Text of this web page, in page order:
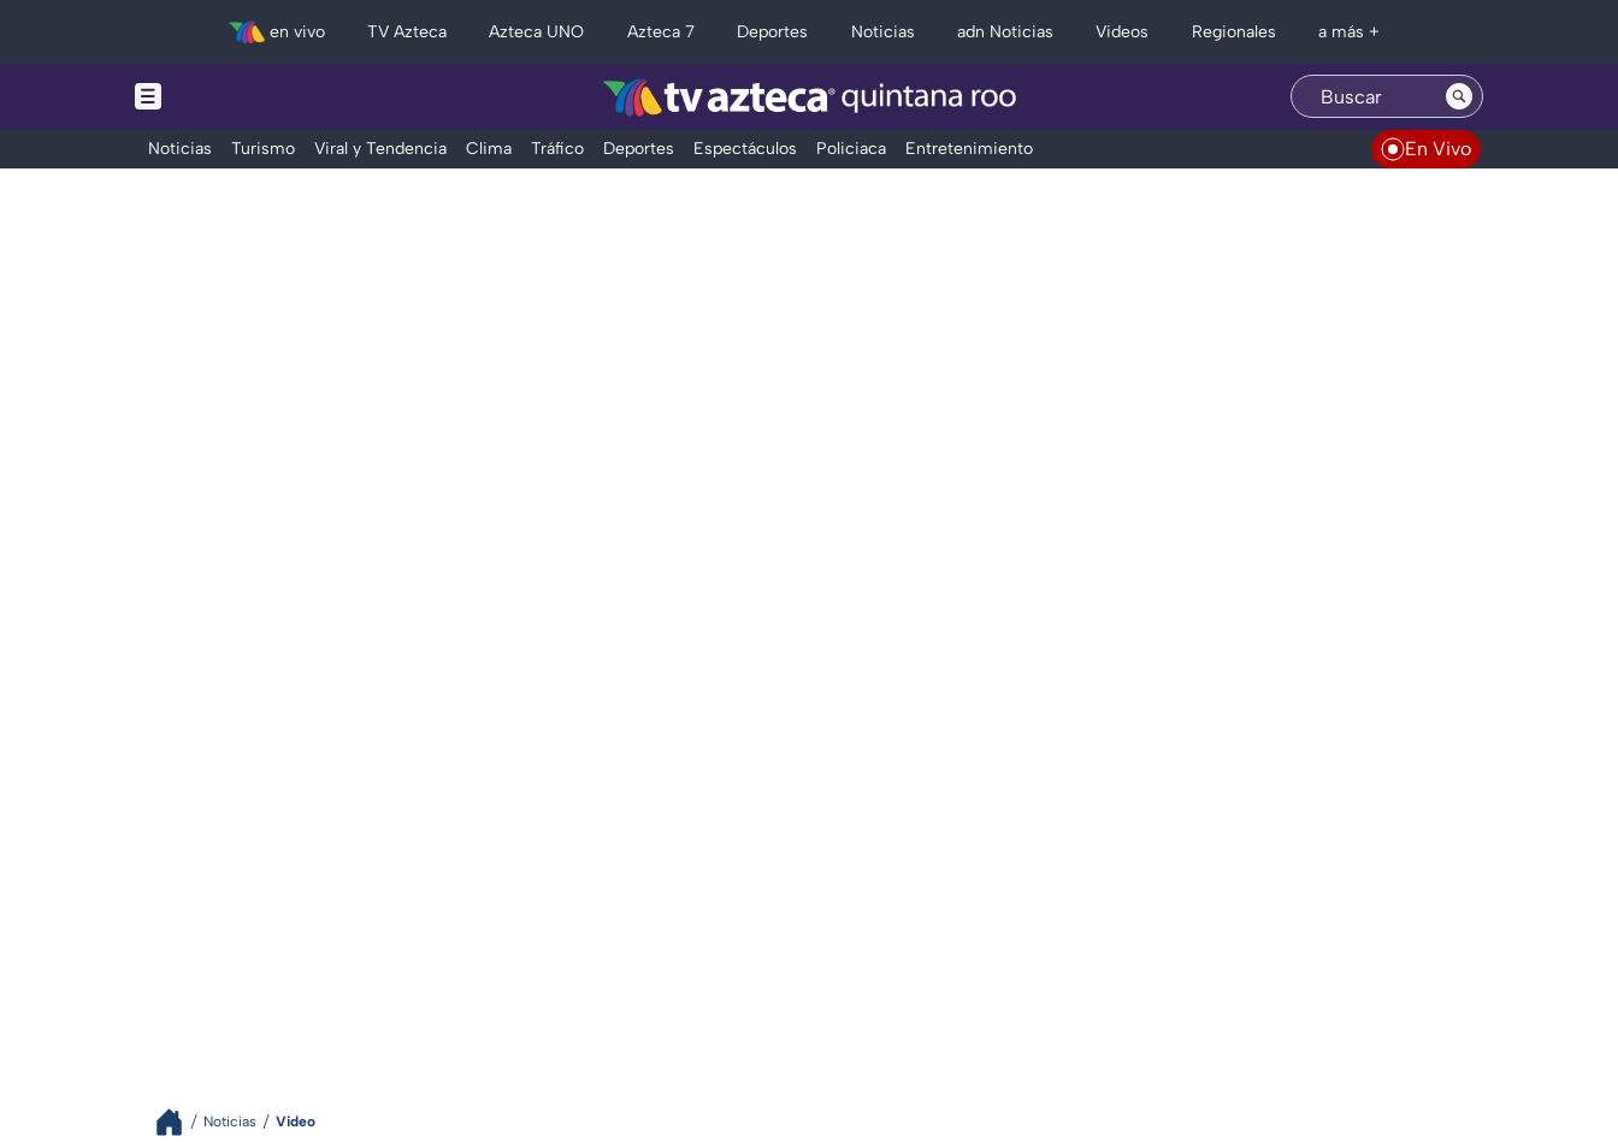
en vivo TV Azteca Azteca UNO Azteca 7 Deportes Noticias adn Noticias Videos Regionales a más +
Noticias Turismo Viral y Tendencia Clima Tráfico Deportes Espectáculos Policiaca Entretenimiento En Vivo
Noticias Video